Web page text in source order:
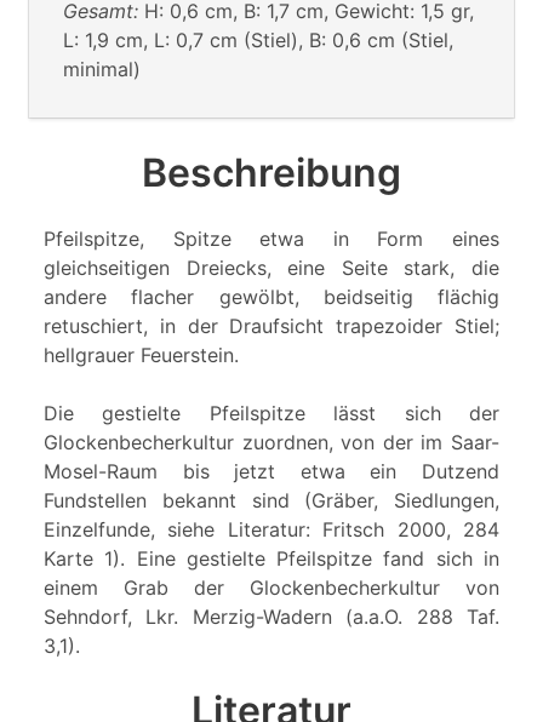
Gesamt: H: 0,6 cm, B: 1,7 cm, Gewicht: 1,5 gr,
L: 1,9 cm, L: 0,7 cm (Stiel), B: 0,6 cm (Stiel,
minimal)
Beschreibung
Pfeilspitze, Spitze etwa in Form eines
gleichseitigen Dreiecks, eine Seite stark, die
andere flacher gewölbt, beidseitig flächig
retuschiert, in der Draufsicht trapezoider Stiel;
hellgrauer Feuerstein.
Die gestielte Pfeilspitze lässt sich der
Glockenbecherkultur zuordnen, von der im Saar-
Mosel-Raum bis jetzt etwa ein Dutzend
Fundstellen bekannt sind (Gräber, Siedlungen,
Einzelfunde, siehe Literatur: Fritsch 2000, 284
Karte 1). Eine gestielte Pfeilspitze fand sich in
einem Grab der Glockenbecherkultur von
Sehndorf, Lkr. Merzig-Wadern (a.a.O. 288 Taf.
3,1).
Literatur